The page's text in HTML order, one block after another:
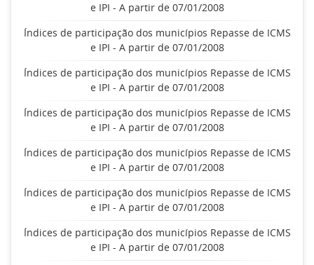
e IPI - A partir de 07/01/2008
Índices de participação dos municípios Repasse de ICMS
e IPI - A partir de 07/01/2008
Índices de participação dos municípios Repasse de ICMS
e IPI - A partir de 07/01/2008
Índices de participação dos municípios Repasse de ICMS
e IPI - A partir de 07/01/2008
Índices de participação dos municípios Repasse de ICMS
e IPI - A partir de 07/01/2008
Índices de participação dos municípios Repasse de ICMS
e IPI - A partir de 07/01/2008
Índices de participação dos municípios Repasse de ICMS
e IPI - A partir de 07/01/2008